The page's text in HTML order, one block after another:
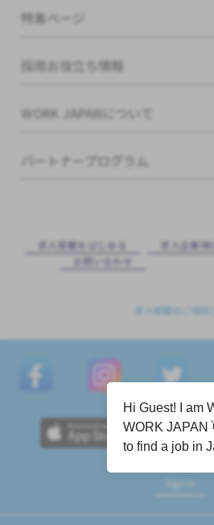
特集ページ
採用お役立ち情報
WORK JAPANについて
パートナープログラム
求⼈掲載をはじめる 求⼈企業様
お問い合わせ
求人掲載のご相談
Sign in
Hi Guest! I am
WORK JAPAN
to find a job in